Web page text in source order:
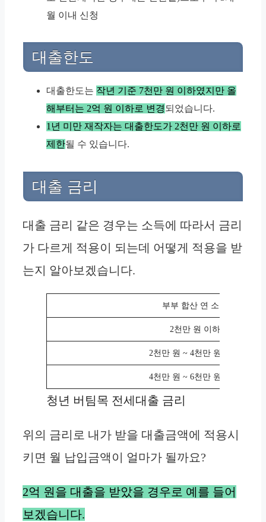
월 이내 신청
대출한도
대출한도는 작년 기준 7천만 원 이하였지만 올
해부터는 2억 원 이하로 변경되었습니다.
1년 미만 재작자는 대출한도가 2천만 원 이하로
제한될 수 있습니다.
대출 금리
대출 금리 같은 경우는 소득에 따라서 금리
가 다르게 적용이 되는데 어떻게 적용을 받
는지 알아보겠습니다.
부부 합산 연 소득
2천만 원 이하
2천만 원 ~ 4천만 원 이하
4천만 원 ~ 6천만 원 이하
청년 버팀목 전세대출 금리
위의 금리로 내가 받을 대출금액에 적용시
키면 월 납입금액이 얼마가 될까요?
2억 원을 대출을 받았을 경우로 예를 들어
보겠습니다.